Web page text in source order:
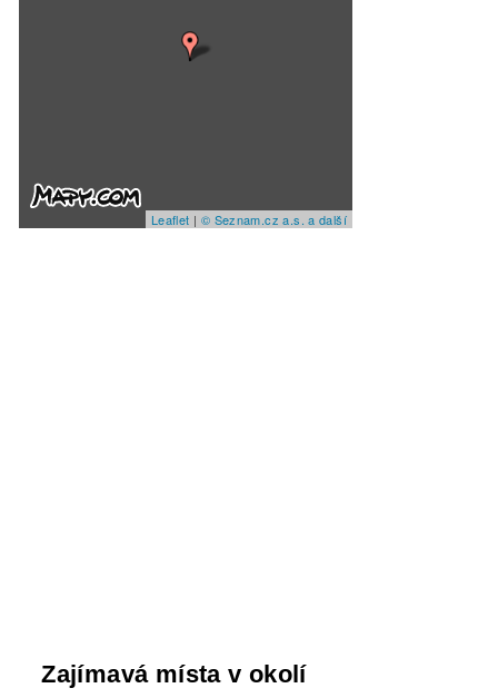
Leaflet | © Seznam.cz a.s. a další
Zajímavá místa v okolí